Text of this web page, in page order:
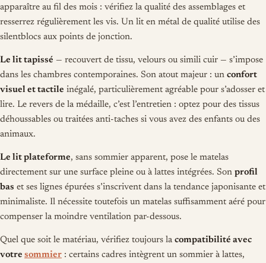
apparaître au fil des mois : vérifiez la qualité des assemblages et
resserrez régulièrement les vis. Un lit en métal de qualité utilise des
silentblocs aux points de jonction.
Le lit tapissé — recouvert de tissu, velours ou simili cuir — s’impose
dans les chambres contemporaines. Son atout majeur : un confort
visuel et tactile inégalé, particulièrement agréable pour s’adosser et
lire. Le revers de la médaille, c’est l’entretien : optez pour des tissus
déhoussables ou traitées anti-taches si vous avez des enfants ou des
animaux.
Le lit plateforme, sans sommier apparent, pose le matelas
directement sur une surface pleine ou à lattes intégrées. Son profil
bas et ses lignes épurées s’inscrivent dans la tendance japonisante et
minimaliste. Il nécessite toutefois un matelas suffisamment aéré pour
compenser la moindre ventilation par-dessous.
Quel que soit le matériau, vérifiez toujours la compatibilité avec
votre sommier : certains cadres intègrent un sommier à lattes,